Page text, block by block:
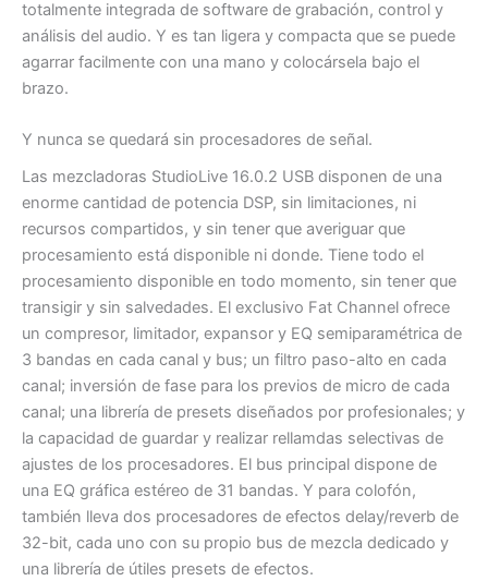
totalmente integrada de software de grabación, control y
análisis del audio. Y es tan ligera y compacta que se puede
agarrar facilmente con una mano y colocársela bajo el
brazo.
Y nunca se quedará sin procesadores de señal.
Las mezcladoras StudioLive 16.0.2 USB disponen de una
enorme cantidad de potencia DSP, sin limitaciones, ni
recursos compartidos, y sin tener que averiguar que
procesamiento está disponible ni donde. Tiene todo el
procesamiento disponible en todo momento, sin tener que
transigir y sin salvedades. El exclusivo Fat Channel ofrece
un compresor, limitador, expansor y EQ semiparamétrica de
3 bandas en cada canal y bus; un filtro paso-alto en cada
canal; inversión de fase para los previos de micro de cada
canal; una librería de presets diseñados por profesionales; y
la capacidad de guardar y realizar rellamdas selectivas de
ajustes de los procesadores. El bus principal dispone de
una EQ gráfica estéreo de 31 bandas. Y para colofón,
también lleva dos procesadores de efectos delay/reverb de
32-bit, cada uno con su propio bus de mezcla dedicado y
una librería de útiles presets de efectos.